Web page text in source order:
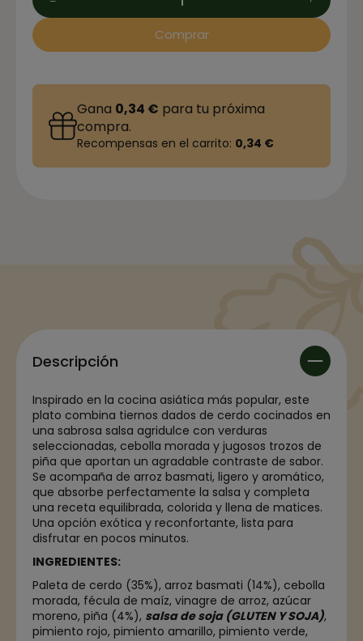
Comprar
Gana 0,34 € para tu próxima
compra.
Recompensas en el carrito: 0,34 €
Descripción
Inspirado en la cocina asiática más popular, este
plato combina tiernos dados de cerdo cocinados en
una sabrosa salsa agridulce con verduras
seleccionadas, cebolla morada y jugosos trozos de
piña que aportan un agradable contraste de sabor.
Se acompaña de arroz basmati, ligero y aromático,
que absorbe perfectamente la salsa y completa
una receta equilibrada, colorida y llena de matices.
Una opción exótica y reconfortante, lista para
disfrutar en pocos minutos.
INGREDIENTES:
Paleta de cerdo (35%), arroz basmati (14%), cebolla
morada, fécula de maíz, vinagre de arroz, azúcar
moreno, piña (4%), salsa de soja (GLUTEN Y SOJA),
pimiento rojo, pimiento amarillo, pimiento verde,